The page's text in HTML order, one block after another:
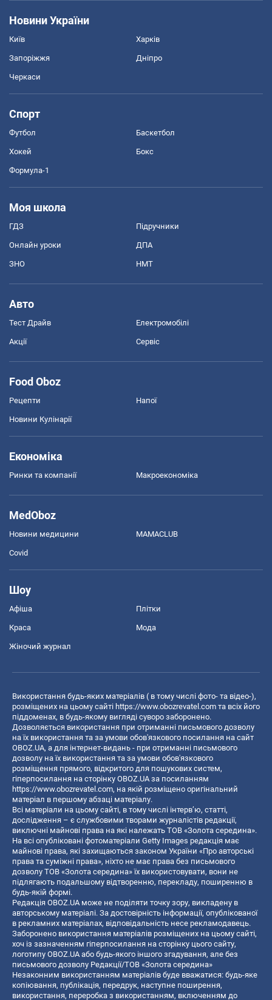
Новини України
Київ Харків
Запоріжжя Дніпро
Черкаси
Спорт
Футбол Баскетбол
Хокей Бокс
Формула-1
Моя школа
ГДЗ Підручники
Онлайн уроки ДПА
ЗНО НМТ
Авто
Тест Драйв Електромобілі
Акції Сервіс
Food Oboz
Рецепти Напої
Новини Кулінарії
Економіка
Ринки та компанії Макроекономіка
MedOboz
Новини медицини MAMACLUB
Covid
Шоу
Афіша Плітки
Краса Мода
Жіночий журнал
Використання будь-яких матеріалів ( в тому числі фото- та відео-),
розміщених на цьому сайті https://www.obozrevatel.com та всіх його
піддоменах, в будь-якому вигляді суворо заборонено.
Дозволяється використання при отриманні письмового дозволу
на їх використання та за умови обов'язкового посилання на сайт
OBOZ.UA, а для інтернет-видань - при отриманні письмового
дозволу на їх використання та за умови обов'язкового
розміщення прямого, відкритого для пошукових систем,
гіперпосилання на сторінку OBOZ.UA за посиланням
https://www.obozrevatel.com, на якій розміщено оригінальний
матеріал в першому абзаці матеріалу.
Всі матеріали на цьому сайті, в тому числі інтерв’ю, статті,
дослідження – є службовими творами журналістів редакції,
виключні майнові права на які належать ТОВ «Золота середина».
На всі опубліковані фотоматеріали Getty Images редакція має
майнові права, які захищаються законом України «Про авторські
права та суміжні права», ніхто не має права без письмового
дозволу ТОВ «Золота середина» їх використовувати, вони не
підлягають подальшому відтворенню, перекладу, поширенню в
будь-якій формі.
Редакція OBOZ.UA може не поділяти точку зору, викладену в
авторському матеріалі. За достовірність інформації, опублікованої
в рекламних матеріалах, відповідальність несе рекламодавець.
Заборонено використання матеріалів розміщених на цьому сайті,
хоч із зазначенням гіперпосилання на сторінку цього сайту,
логотипу OBOZ.UA або будь-якого іншого згадування, але без
письмового дозволу Редакції/ТОВ «Золота середина»
Незаконним використанням матеріалів буде вважатися: будь-яке
копiювання, публiкацiя, передрук, наступне поширення,
використання, переробка з використанням, включенням до